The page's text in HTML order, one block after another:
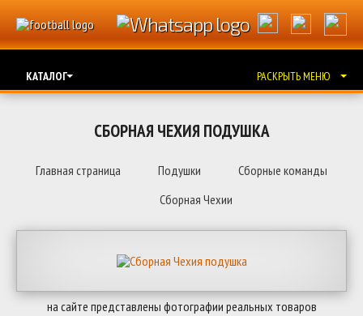
КАТАЛОГ РАСКРЫТЬ МЕНЮ
СБОРНАЯ ЧЕХИЯ ПОДУШКА
Главная страница Подушки
Сборные команды
Сборная Чехии
на сайте представлены фотографии реальных товаров